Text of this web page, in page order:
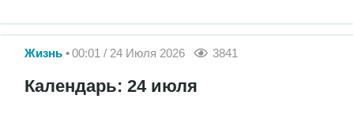
Жизнь 00:01 / 24 Июля 2026 3841
Календарь: 24 июля